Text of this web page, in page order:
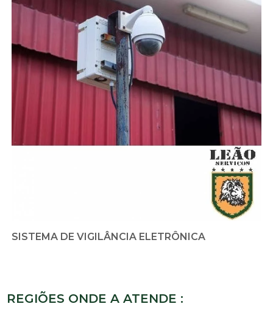
SISTEMA DE VIGILÂNCIA ELETRÔNICA
REGIÕES ONDE A ATENDE :